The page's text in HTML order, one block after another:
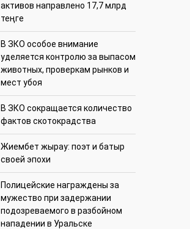
активов направлено 17,7 млрд
теңге
В ЗКО особое внимание
уделяется контролю за выпасом
животных, проверкам рынков и
мест убоя
В ЗКО сокращается количество
фактов скотокрадства
Жиембет жырау: поэт и батыр
своей эпохи
Полицейские награждены за
мужество при задержании
подозреваемого в разбойном
нападении в Уральске